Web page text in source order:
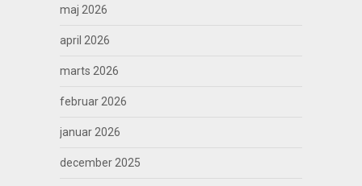
maj 2026
april 2026
marts 2026
februar 2026
januar 2026
december 2025